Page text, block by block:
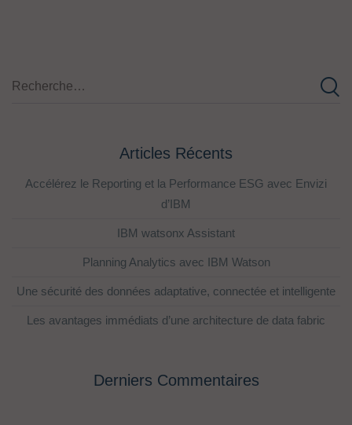
Articles Récents
Accélérez le Reporting et la Performance ESG avec Envizi
d’IBM
IBM watsonx Assistant
Planning Analytics avec IBM Watson
Une sécurité des données adaptative, connectée et intelligente
Les avantages immédiats d’une architecture de data fabric
Derniers Commentaires